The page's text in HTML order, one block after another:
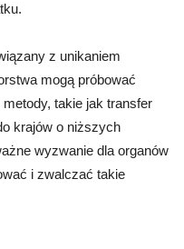
z unikaniem
mogą próbować
takie jak transfer
krajów o niższych
wyzwanie dla organów
i zwalczać takie